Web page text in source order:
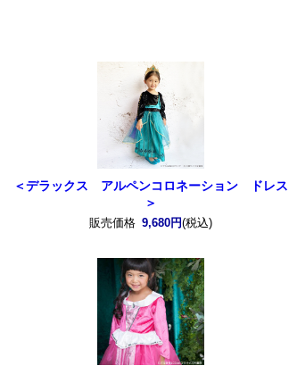
＜デラックス アルペンコロネーション ドレス
＞
販売価格 9,680円(税込)